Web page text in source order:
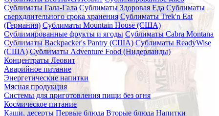
Сублиматы Гала-Гала Сублиматы Здоровая Еда Сублиматы
сверхдлительного срока хранения Сублиматы Trek'n Eat
(Германия) Сублиматы Mountain House (США)
Сублимированные фрукты и ягоды Сублиматы Cabra Montana
Сублиматы Backpacker's Pantry (США) Сублиматы ReadyWise
(США) Сублиматы Adventure Food (Нидерланды)
Концентраты Леовит
Аварийное питание
Энергетические напитки
Мясная продукция
Системы для приготовления пищи без огня
Космическое питание
Каши, десерты Первые блюда Вторые блюда Напитки